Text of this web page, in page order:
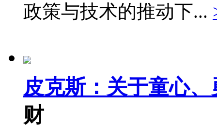
政策与技术的推动下...
皮克斯：关于童心
财